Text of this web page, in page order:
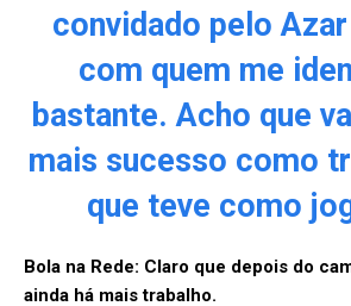
convidado pelo
com quem me
bastante. Acho que
mais sucesso como
que teve como
Bola na Rede: Claro que depois do
ainda há mais trabalho.